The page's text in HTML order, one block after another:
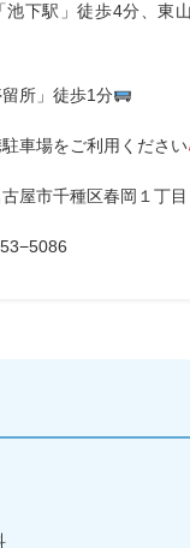
池下駅」徒歩4分、東
所」徒歩1分
車場をご利用ください
屋市千種区春岡１丁目